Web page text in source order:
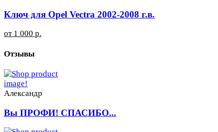
Ключ для Opel Vectra 2002-2008 г.в.
от 1 000 р.
Отзывы
Александр
Вы ПРОФИ! СПАСИБО...